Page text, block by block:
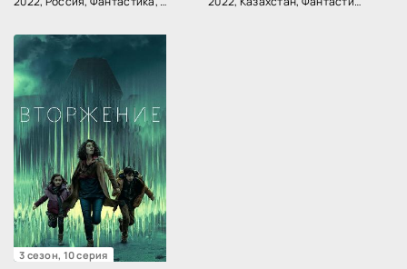
3 сезон, 10 серия